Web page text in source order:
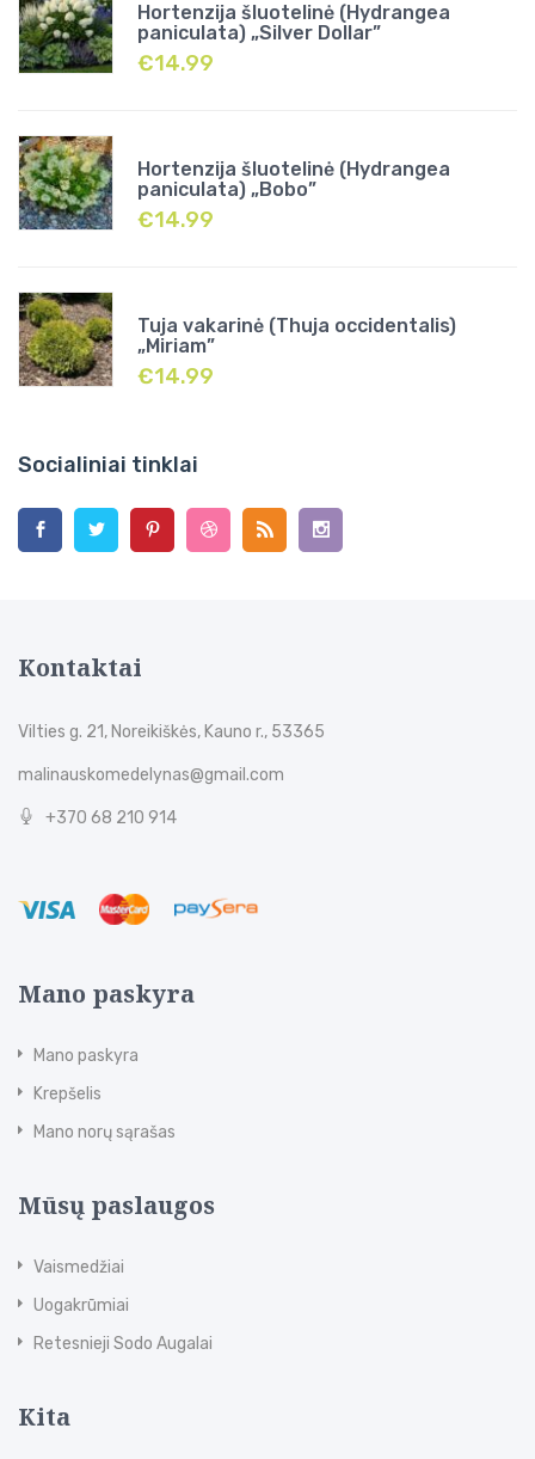
Hortenzija šluotelinė (Hydrangea
paniculata) „Silver Dollar”
€14.99
Hortenzija šluotelinė (Hydrangea
paniculata) „Bobo”
€14.99
Tuja vakarinė (Thuja occidentalis)
„Miriam”
€14.99
Socialiniai tinklai
Kontaktai
Vilties g. 21, Noreikiškės, Kauno r., 53365
malinauskomedelynas@gmail.com
+370 68 210 914
Mano paskyra
Mano paskyra
Krepšelis
Mano norų sąrašas
Mūsų paslaugos
Vaismedžiai
Uogakrūmiai
Retesnieji Sodo Augalai
Kita